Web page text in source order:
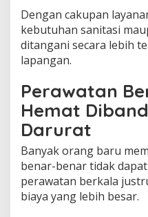
Dengan cakupan
kebutuhan sanitasi
ditangani secara lebih
lapangan.
Perawatan
Hemat
Darurat
Banyak orang baru
benar-benar tidak
perawatan berkala
biaya yang lebih besar.